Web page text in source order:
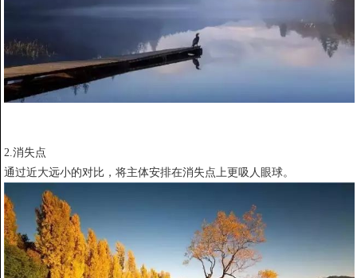
2.消失点
通过近大远小的对比，将主体安排在消失点上更吸人眼球。